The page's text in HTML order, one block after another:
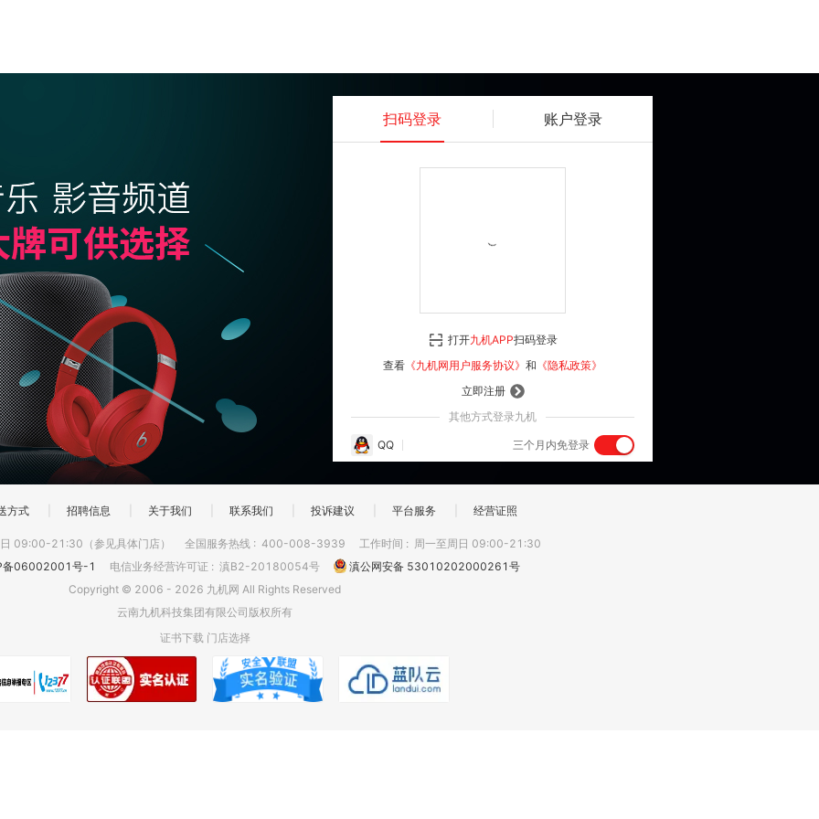
扫码登录 账户登录
登 录
立即注册
其他方式登录九机
QQ 三个月内免登录
打开九机APP扫码登录
查看 《九机网用户服务协议》 和 《隐私政策》
方式 招聘信息 关于我们 联系我们 投诉建议 平台服务 经营证照
09:00-21:30（参见具体门店） 全国服务热线 : 400-008-3939 工作时间 : 周一至周日 09:00-21:30
备06002001号-1
电信业务经营许可证 : 滇B2-20180054号
滇公网安备 53010202000261号
Copyright © 2006 - 2026 九机网 All Rights Reserved
云南九机科技集团有限公司版权所有
证书下载 门店选择